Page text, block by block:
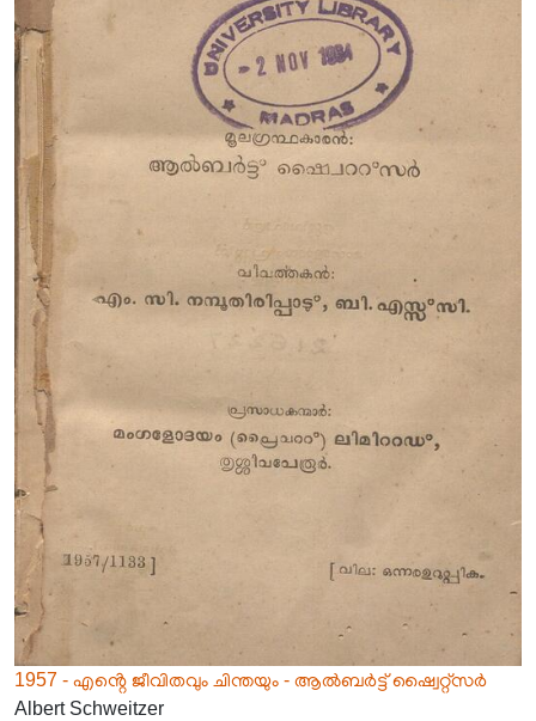
1957 - എൻ്റെ ജീവിതവും ചിന്തയും - ആൽബർട്ട് ഷ്വൈറ്റ്സർ
Albert Schweitzer